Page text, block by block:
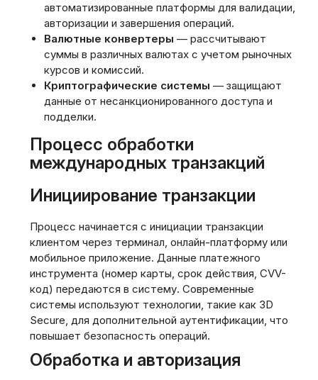
автоматизированные платформы для валидации,
авторизации и завершения операций.
Валютные конвертеры — рассчитывают
суммы в различных валютах с учетом рыночных
курсов и комиссий.
Криптографические системы — защищают
данные от несанкционированного доступа и
подделки.
Процесс обработки
международных транзакций
Инициирование транзакции
Процесс начинается с инициации транзакции
клиентом через терминал, онлайн-платформу или
мобильное приложение. Данные платежного
инструмента (номер карты, срок действия, CVV-
код) передаются в систему. Современные
системы используют технологии, такие как 3D
Secure, для дополнительной аутентификации, что
повышает безопасность операций.
Обработка и авторизация